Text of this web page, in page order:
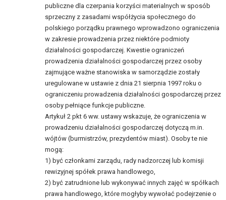
publiczne dla czerpania korzyści materialnych w sposób
sprzeczny z zasadami współżycia społecznego do
polskiego porządku prawnego wprowadzono ograniczenia
w zakresie prowadzenia przez niektóre podmioty
działalności gospodarczej. Kwestie ograniczeń
prowadzenia działalności gospodarczej przez osoby
zajmujące ważne stanowiska w samorządzie zostały
uregulowane w ustawie z dnia 21 sierpnia 1997 roku o
ograniczeniu prowadzenia działalności gospodarczej przez
osoby pełniące funkcje publiczne.
Artykuł 2 pkt 6 ww. ustawy wskazuje, że ograniczenia w
prowadzeniu działalności gospodarczej dotyczą m.in.
wójtów (burmistrzów, prezydentów miast). Osoby te nie
mogą:
1) być członkami zarządu, rady nadzorczej lub komisji
rewizyjnej spółek prawa handlowego,
2) być zatrudnione lub wykonywać innych zajęć w spółkach
prawa handlowego, które mogłyby wywołać podejrzenie o